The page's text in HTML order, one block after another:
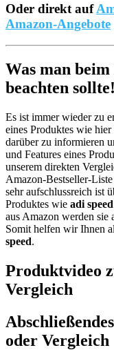
Oder direkt auf
Amazon-Angebote
Was man
beachten sollte!
Es ist immer wieder zu
eines Produktes wie
darüber zu informieren
und Features eines
unserem direkten
Amazon-Bestseller-
sehr aufschlussreich ist
Produktes wie adi speed
aus Amazon werden sie
Somit helfen wir Ihnen
speed.
Produktvideo
Vergleich
oder Vergleich